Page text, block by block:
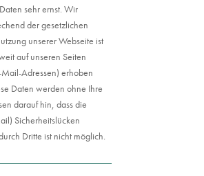
sehr ernst. Wir
der gesetzlichen
unserer Webseite ist
auf unseren Seiten
Adressen) erhoben
Daten werden ohne Ihre
darauf hin, dass die
Sicherheitslücken
Dritte ist nicht möglich.